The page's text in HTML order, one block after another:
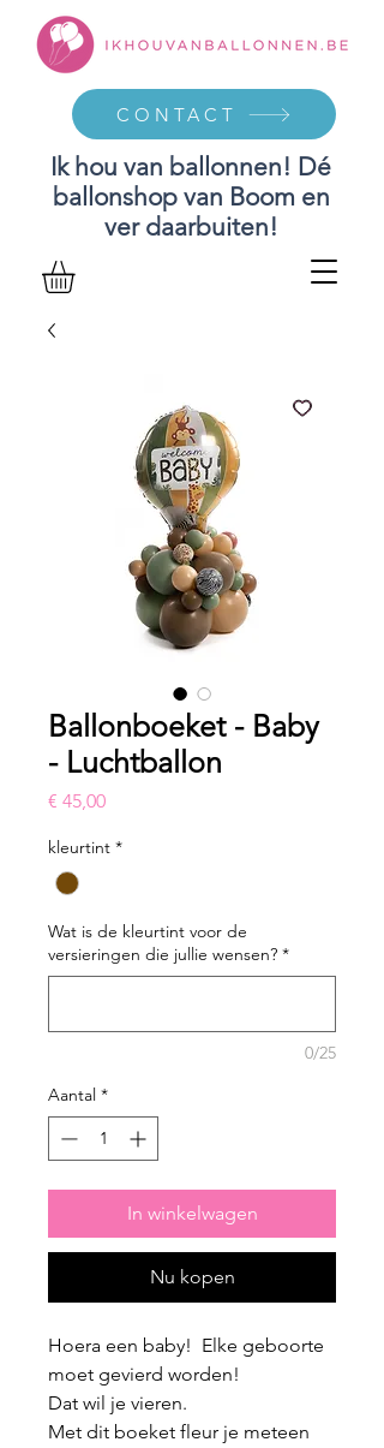
Ik hou van ballonnen! Dé
ballonshop van Boom en
ver daarbuiten!
CONTACT
Ballonboeket - Baby
- Luchtballon
€ 45,00Prijs
kleurtint *
Wat is de kleurtint voor de
versieringen die jullie wensen? *
0/25
Aantal *
In winkelwagen
Nu kopen
Hoera een baby! Elke geboorte
moet gevierd worden!
Dat wil je vieren.
Met dit boeket fleur je meteen